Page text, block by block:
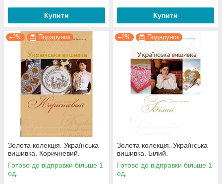
Купити Купити
–2% Подарунок
Золота колекція. Українська
вишивка. Коричневий.
Готово до відправки більше 1
од.
–2% Подарунок
Золота колекція. Українська
вишивка. Білий.
Готово до відправки більше 1
од.